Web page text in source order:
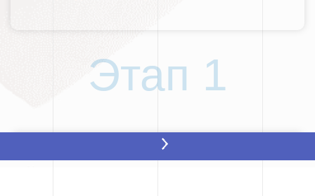
Этап 1
Этап 2: Подключение и настройка